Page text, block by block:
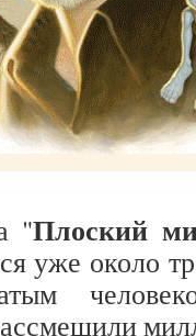
"Плоский
уже около